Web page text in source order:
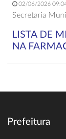
02/06/2026
Secretaria
LISTA DE
NA
Prefeitura